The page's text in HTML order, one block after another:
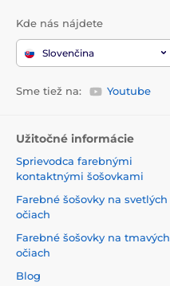
Kde nás nájdete
Slovenčina
Sme tiež na: Youtube
Užitočné informácie
Sprievodca farebnými
kontaktnými šošovkami
Farebné šošovky na svetlých
očiach
Farebné šošovky na tmavých
očiach
Blog